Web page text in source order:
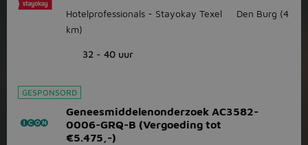
Hotelprofessionals - Stayokay Texel Den Burg (4
km)
32 - 40 uur
GESPONSORD
Geneesmiddelenonderzoek AC3582-
0006-GRQ-B (Vergoeding tot
€5.475,-)